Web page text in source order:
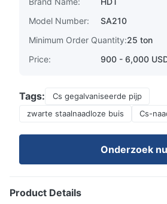
Model Number:
SA210
Minimum Order Quantity:25 ton
Price:
900 - 6,000
Tags:
Cs gegalvaniseerde pijp
zwarte staalnaadloze buis
Cs-
Onderzoek nu
Product Details